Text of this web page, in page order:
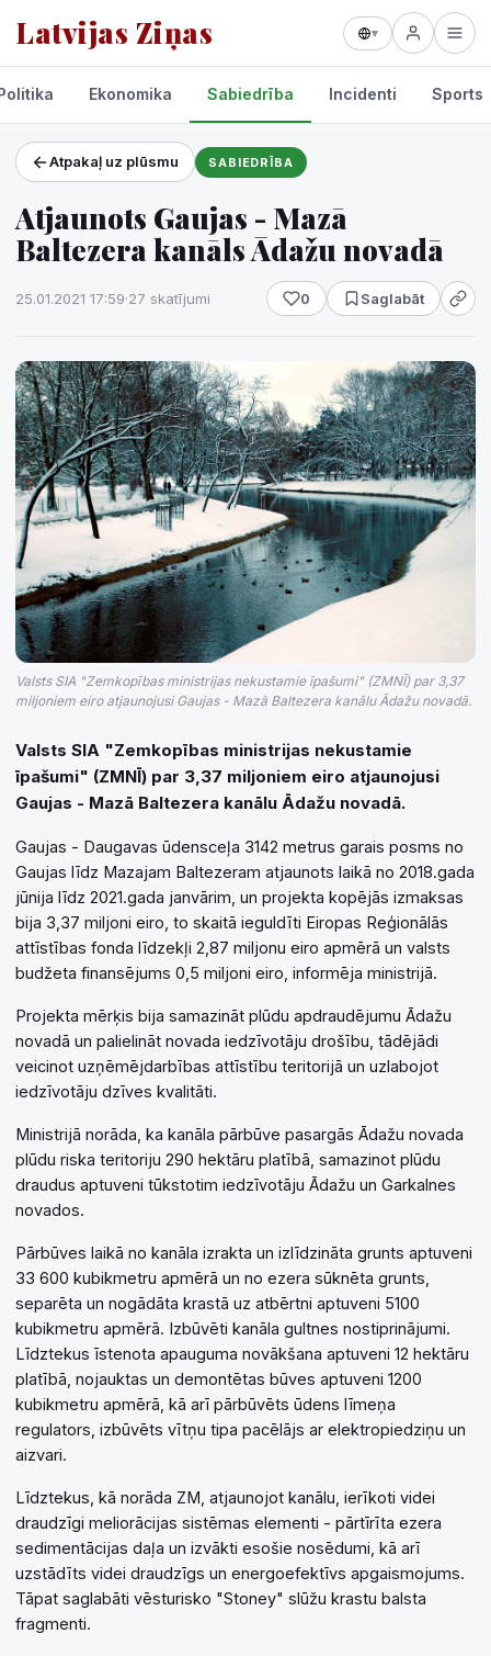
Latvijas Ziņas ▾
Projekti un pakalpojumi
Laikapstākļi
Ekonomika Sabiedrība Incidenti Sports
Atpakaļ uz plūsmu SABIEDRĪBA
Atjaunots Gaujas - Mazā
Baltezera kanāls Ādažu novadā
25.01.2021 17:59·27 skatījumi 0 Saglabāt
Valsts SIA "Zemkopības ministrijas nekustamie īpašumi" (ZMNĪ) par 3,37
miljoniem eiro atjaunojusi Gaujas - Mazā Baltezera kanālu Ādažu novadā.
Valsts SIA "Zemkopības ministrijas nekustamie
īpašumi" (ZMNĪ) par 3,37 miljoniem eiro atjaunojusi
Gaujas - Mazā Baltezera kanālu Ādažu novadā.
Gaujas - Daugavas ūdensceļa 3142 metrus garais posms no
Gaujas līdz Mazajam Baltezeram atjaunots laikā no 2018.gada
jūnija līdz 2021.gada janvārim, un projekta kopējās izmaksas
bija 3,37 miljoni eiro, to skaitā ieguldīti Eiropas Reģionālās
attīstības fonda līdzekļi 2,87 miljonu eiro apmērā un valsts
budžeta finansējums 0,5 miljoni eiro, informēja ministrijā.
Projekta mērķis bija samazināt plūdu apdraudējumu Ādažu
novadā un palielināt novada iedzīvotāju drošību, tādējādi
veicinot uzņēmējdarbības attīstību teritorijā un uzlabojot
iedzīvotāju dzīves kvalitāti.
Ministrijā norāda, ka kanāla pārbūve pasargās Ādažu novada
plūdu riska teritoriju 290 hektāru platībā, samazinot plūdu
draudus aptuveni tūkstotim iedzīvotāju Ādažu un Garkalnes
novados.
Pārbūves laikā no kanāla izrakta un izlīdzināta grunts aptuveni
33 600 kubikmetru apmērā un no ezera sūknēta grunts,
separēta un nogādāta krastā uz atbērtni aptuveni 5100
kubikmetru apmērā. Izbūvēti kanāla gultnes nostiprinājumi.
Līdztekus īstenota apauguma novākšana aptuveni 12 hektāru
platībā, nojauktas un demontētas būves aptuveni 1200
kubikmetru apmērā, kā arī pārbūvēts ūdens līmeņa
regulators, izbūvēts vītņu tipa pacēlājs ar elektropiedziņu un
aizvari.
Līdztekus, kā norāda ZM, atjaunojot kanālu, ierīkoti videi
draudzīgi meliorācijas sistēmas elementi - pārtīrīta ezera
sedimentācijas daļa un izvākti esošie nosēdumi, kā arī
uzstādīts videi draudzīgs un energoefektīvs apgaismojums.
Tāpat saglabāti vēsturisko "Stoney" slūžu krastu balsta
fragmenti.